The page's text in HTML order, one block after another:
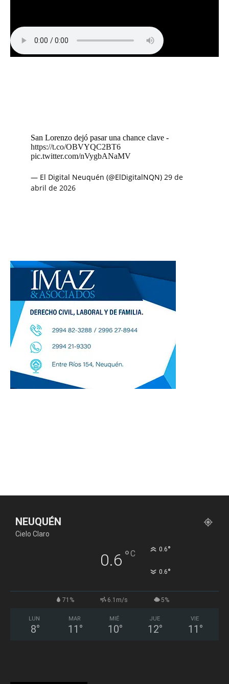
San Lorenzo dejó pasar una chance clave -
https://t.co/OBVYQC2BT6
pic.twitter.com/nVygbANaMV
— El Digital Neuquén (@ElDigitalNQN) 29 de
abril de 2026
NEUQUÉN
Cielo Claro
0.6 °C 0.6°
0.6°
71% 6.1m/s 5%
LUN
8°
MAR
11 °
MIÉ
10°
JUE
12°
VIE
11 °